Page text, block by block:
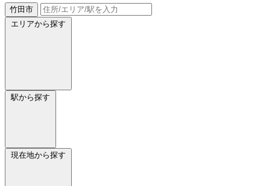
竹田市
エリアから探す
駅から探す
現在地から探す